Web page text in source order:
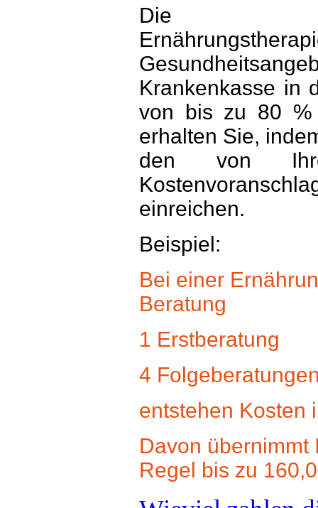
Die
Krankenkasse in
von bis zu 80 %
erhalten Sie,
den von
einreichen.
Beispiel:
Bei einer
Beratung
1 Erstberatung
4
entstehen Kosten
Davon übernimmt
Regel bis zu